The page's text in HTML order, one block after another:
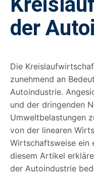
der
Die
zunehmend an
Autoindustrie.
und der dringenden
Umweltbelastungen
von der linearen
Wirtschaftsweise ein
diesem Artikel
der Autoindustrie